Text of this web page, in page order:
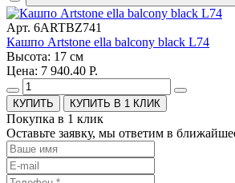
Арт. 6ARTBZ741
Кашпо Artstone ella balcony black L74
Высота: 17 см
Цена: 7 940.40 Р.
КУПИТЬ В 1 КЛИК
Покупка в 1 клик
Оставьте заявку, мы ответим в